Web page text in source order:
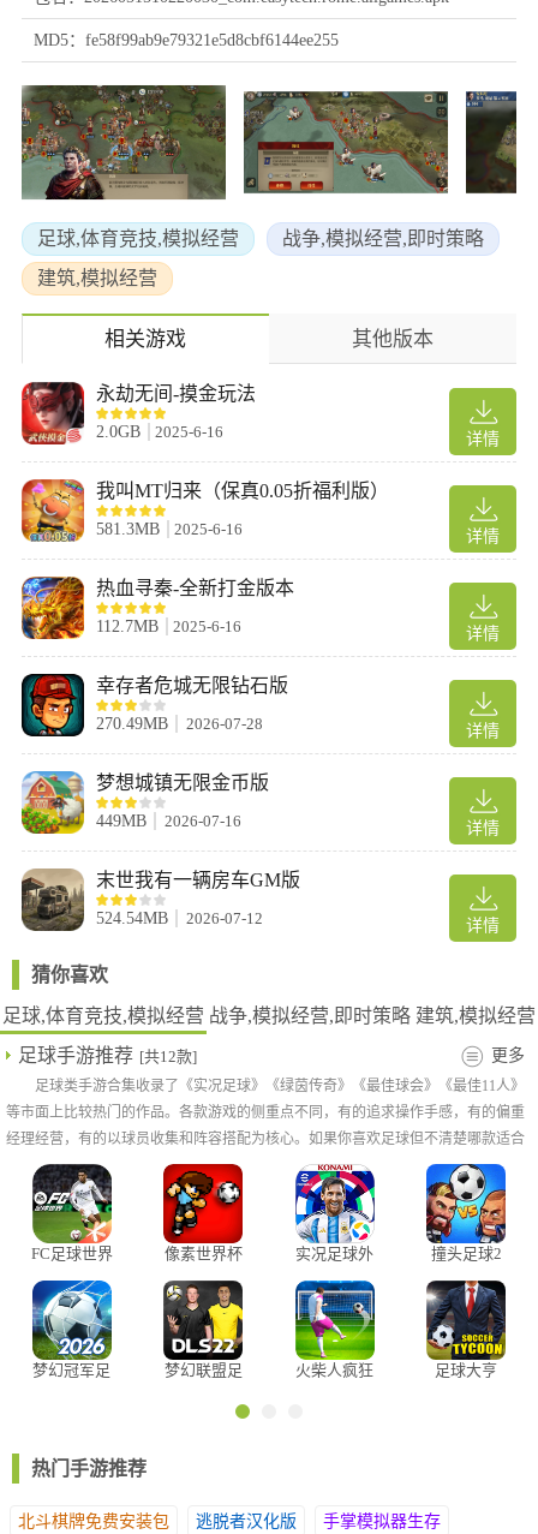
短剑 攻击6 1800金币
弩 暴击15% 4950金币
重标枪 暴击10% 3300金币
标枪 暴击5% 1650金币
分析:攻击型装备主要推荐入手,战争金矛,庞贝短剑加成,弩,三件其余
装备可在前期缺少准备时适当给予将领.
战争金矛:恐怖的输出装备,短剑与弩的结合体装备与输出将领身上
可打出高额输出但由于前期缺乏将领故不适合前期购买
缺点:由于需要军衔达到元帅总体性价比将会降低不少不适合输出低
的将领使用
庞贝短剑:攻击加成强于暴击率我就不过多解释了,所以将领都可装
备
缺点:无
推荐将领:全体适用
弩:15%的暴击率太看脸完全没有短剑所带来的面板属性性价比高
缺点:收益不明显只适用于某些将领
推荐将领:霍去病,米特拉达梯
总结:推荐前期由于勋章紧张不要入手金矛可以先凭借系统赠送的装
备过度
2、防御型装备
奥古斯都头盔 防御12生命18 425章 军衔执政官
龙之盾 生命25 375章 军衔元帅
磷甲 防御7 4500金币
锁子甲 防御5 3000金币
MD5：fe58f99ab9e79321e5d8cbf6144ee255
足球,体育竞技,模拟经营
战争,模拟经营,即时策略
建筑,模拟经营
相关游戏 其他版本
详情
永劫无间-摸金玩法
2.0GB 2025-6-16
详情
我叫MT归来（保真0.05折福利版）
581.3MB 2025-6-16
详情
热血寻秦-全新打金版本
112.7MB 2025-6-16
详情
幸存者危城无限钻石版
270.49MB 2026-07-28
详情
梦想城镇无限金币版
449MB 2026-07-16
详情
末世我有一辆房车GM版
524.54MB 2026-07-12
猜你喜欢
足球,体育竞技,模拟经营 战争,模拟经营,即时策略 建筑,模拟经营
足球手游推荐 [共12款] 更多
足球类手游合集收录了《实况足球》《绿茵传奇》《最佳球会》《最佳11人》
等市面上比较热门的作品。各款游戏的侧重点不同，有的追求操作手感，有的偏重
经理经营，有的以球员收集和阵容搭配为核心。如果你喜欢足球但不清楚哪款适合
自己，可以按照偏好类型筛选，按自己的节奏挑着玩就行。
FC足球世界
像素世界杯
实况足球外
撞头足球2
梦幻冠军足
梦幻联盟足
火柴人疯狂
足球大亨
热门手游推荐
北斗棋牌免费安装包 逃脱者汉化版 手掌模拟器生存